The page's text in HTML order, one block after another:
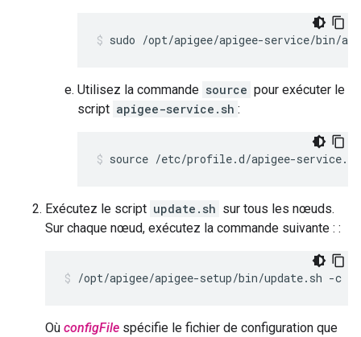
sudo /opt/apigee/apigee-service/bin/
Utilisez la commande source pour exécuter le
script apigee-service.sh :
source /etc/profile.d/apigee-service.sh
Exécutez le script update.sh sur tous les nœuds.
Sur chaque nœud, exécutez la commande suivante : :
/opt/apigee/apigee-setup/bin/update.sh -c
Où configFile spécifie le fichier de configuration que